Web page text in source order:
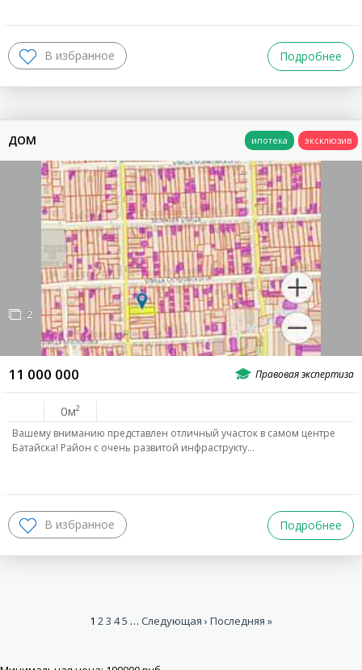
Подробнее
ДОМ
11 000 000
2
0
Вашему вниманию представлен отличный участок в самом центре
Батайска! Район с очень развитой инфраструкту…
Подробнее
1 23 45 … Следующая › Последняя »